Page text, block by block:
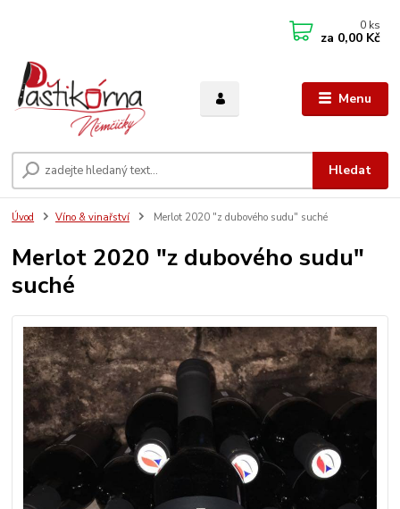
Menu
Hledat
0 ks
za 0,00 Kč
Úvod Víno & vinařství Merlot 2020 "z dubového sudu" suché
Merlot 2020 "z dubového sudu"
suché